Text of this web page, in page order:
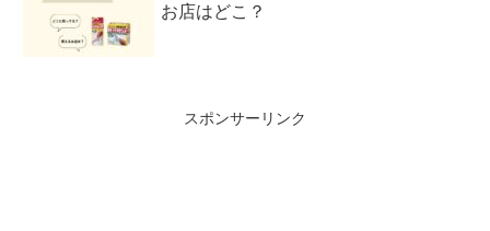
お店はどこ？
スポンサーリンク